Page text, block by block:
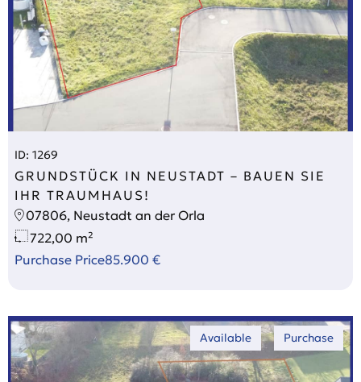
ID: 1269
GRUNDSTÜCK IN NEUSTADT – BAUEN SIE
IHR TRAUMHAUS!
07806, Neustadt an der Orla
722,00 m²
Purchase Price85.900 €
Available Purchase